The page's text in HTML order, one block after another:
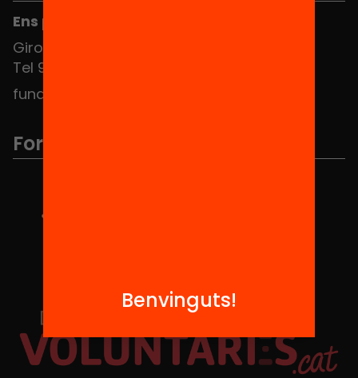
Ens pots trobar al Hub Social
Girona 34, interior 08010 Barcelona
Tel 934 588 700
fundacio@equitat.org
Formem part de...
Benvinguts!